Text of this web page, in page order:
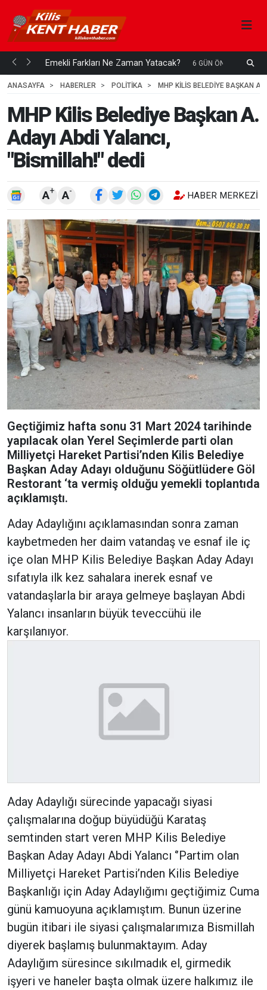
mi... Emekli Farkları Ne Zaman Yatacak? 6 GÜN ÖNCE
ANASAYFA
HABERLER POLİTİKA MHP KILIS BELEDIYE BAŞKAN
MHP Kilis Belediye Başkan A.
Adayı Abdi Yalancı,
"Bismillah!" dedi
A+ A- HABER MERKEZI
Geçtiğimiz hafta sonu 31 Mart 2024 tarihinde
yapılacak olan Yerel Seçimlerde parti olan
Milliyetçi Hareket Partisi’nden Kilis Belediye
Başkan Aday Adayı olduğunu Söğütlüdere Göl
Restorant ‘ta vermiş olduğu yemekli toplantıda
açıklamıştı.
Aday Adaylığını açıklamasından sonra zaman
kaybetmeden her daim vatandaş ve esnaf ile iç
içe olan MHP Kilis Belediye Başkan Aday Adayı
sıfatıyla ilk kez sahalara inerek esnaf ve
vatandaşlarla bir araya gelmeye başlayan Abdi
Yalancı insanların büyük teveccühü ile
karşılanıyor.
Aday Adaylığı sürecinde yapacağı siyasi
çalışmalarına doğup büyüdüğü Karataş
semtinden start veren MHP Kilis Belediye
Başkan Aday Adayı Abdi Yalancı ‘’Partim olan
Milliyetçi Hareket Partisi’nden Kilis Belediye
Başkanlığı için Aday Adaylığımı geçtiğimiz Cuma
günü kamuoyuna açıklamıştım. Bunun üzerine
bugün itibari ile siyasi çalışmalarımıza Bismillah
diyerek başlamış bulunmaktayım. Aday
Adaylığım süresince sıkılmadık el, girmedik
işyeri ve haneler başta olmak üzere halkımız ile